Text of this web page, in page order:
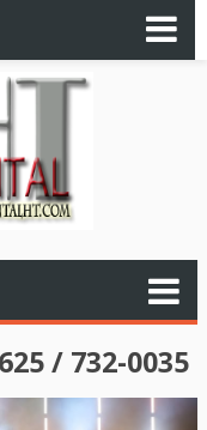
/ 732-0035